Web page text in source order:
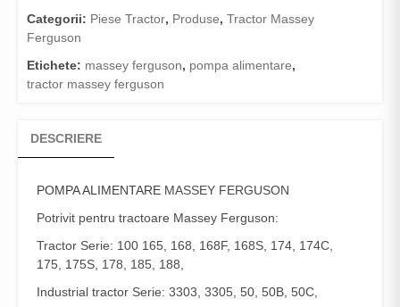
Categorii: Piese Tractor, Produse, Tractor Massey
Ferguson
Etichete: massey ferguson, pompa alimentare,
tractor massey ferguson
DESCRIERE
POMPA ALIMENTARE MASSEY FERGUSON
Potrivit pentru tractoare Massey Ferguson:
Tractor Serie: 100 165, 168, 168F, 168S, 174, 174C,
175, 175S, 178, 185, 188,
Industrial tractor Serie: 3303, 3305, 50, 50B, 50C,